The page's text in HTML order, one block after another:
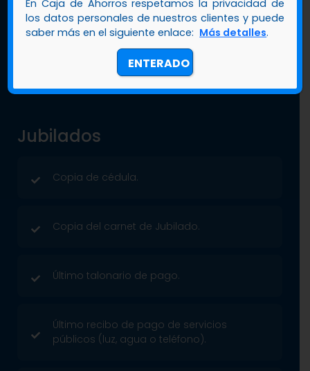
Completar solicitud multiproductos.
Jubilados
Copia de cédula.
Copia del carnet de Jubilado.
Último talonario de pago.
Último recibo de pago de servicios
públicos (luz, agua o teléfono).
En Caja de Ahorros respetamos la privacidad de
los datos personales de nuestros clientes y puede
saber más en el siguiente enlace: Más detalles.
ENTERADO